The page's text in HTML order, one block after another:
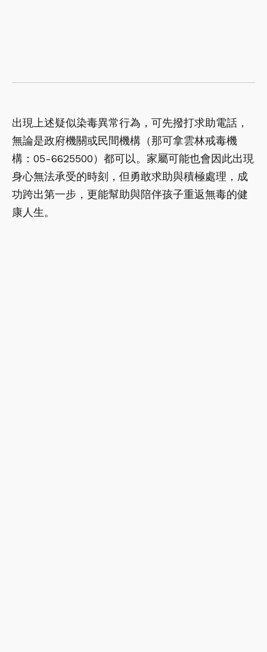
出現上述疑似染毒異常行為，可先撥打求助電話，
無論是政府機關或民間機構（那可拿雲林戒毒機
構：05-6625500）都可以。家屬可能也會因此出現
身心無法承受的時刻，但勇敢求助與積極處理，成
功跨出第一步，更能幫助與陪伴孩子重返無毒的健
康人生。